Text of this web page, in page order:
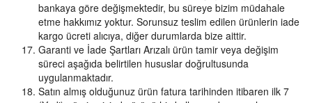
bankaya göre değişmektedir, bu süreye bizim müdahale
etme hakkımız yoktur. Sorunsuz teslim edilen ürünlerin iade
kargo ücreti alıcıya, diğer durumlarda bize aittir.
Garanti ve İade Şartları Arızalı ürün tamir veya değişim
süreci aşağıda belirtilen hususlar doğrultusunda
uygulanmaktadır.
Satın almış olduğunuz ürün fatura tarihinden itibaren ilk 7